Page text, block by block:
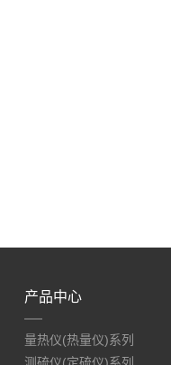
产品中心
量热仪(热量仪)系列